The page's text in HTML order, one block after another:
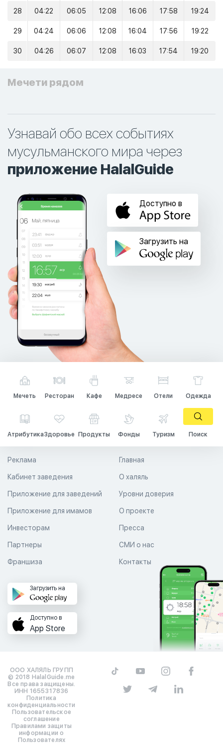
28 04:22 06:05 12:08 16:06 17:58 19:24
29 04:24 06:06 12:08 16:04 17:56 19:22
30 04:26 06:07 12:08 16:03 17:54 19:20
Мечети рядом
Узнавай обо всех событиях
мусульманского мира через
приложение HalalGuide
Доступно в
Загрузить на
Мечеть Ресторан Кафе Медресе Отели Одежда
АтрибутикаЗдоровье Продукты Фонды Туризм Поиск
Главная
О халяль
Уровни доверия
Реклама
Кабинет заведения
Приложение для заведений
Приложение для имамов О проекте
Пресса
СМИ о нас
Контакты
Инвесторам
Партнеры
Франшиза
Загрузить на
Доступно в
App Store
ООО ХАЛЯЛЬ ГРУПП
© 2018 HalalGuide.me
Все права защищены.
ИНН 1655317836
Политика
конфиденциальности
Пользовательское
соглашение
Правилами защиты
информации о
Пользователях